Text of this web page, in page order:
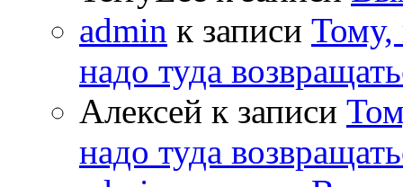
admin к записи Тому,
надо туда
Алексей к записи
надо туда